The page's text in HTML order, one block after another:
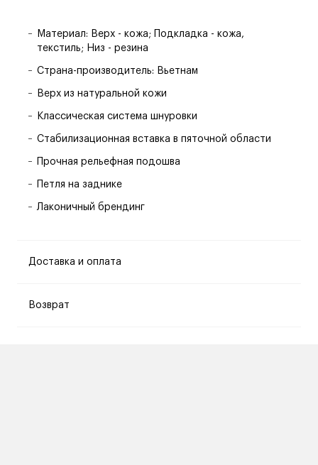
Материал: Верх - кожа; Подкладка - кожа,
текстиль; Низ - резина
Страна-производитель: Вьетнам
Верх из натуральной кожи
Классическая система шнуровки
Стабилизационная вставка в пяточной области
Прочная рельефная подошва
Петля на заднике
Лаконичный брендинг
Доставка и оплата
Возврат